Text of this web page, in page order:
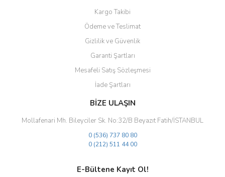
Gönder
Kargo Takibi
Ödeme ve Teslimat
Gizlilik ve Güvenlik
Garanti Şartları
Mesafeli Satış Sözleşmesi
İade Şartları
BİZE ULAŞIN
Mollafenari Mh. Bileyciler Sk. No:32/B Beyazıt Fatih/İSTANBUL
0 (536) 737 80 80
0 (212) 511 44 00
E-Bültene Kayıt Ol!